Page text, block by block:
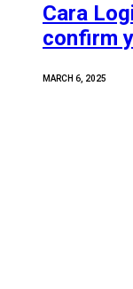
Cara
confirm
MARCH 6, 2025